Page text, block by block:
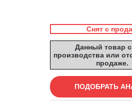
Снят с
Данный товар
производства или
продаже.
ПОДОБРАТЬ